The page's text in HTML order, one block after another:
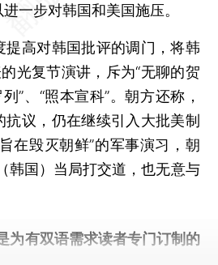
一步对韩国和美国施压。
高对韩国批评的调门，将韩
光复节演讲，斥为“无聊的贺
”、“照本宣科”。朝方还称，
议，仍在继续引入大批美制
在毁灭朝鲜”的军事演习，朝
韩国）当局打交道，也无意与
为有双语需求读者专门订制的